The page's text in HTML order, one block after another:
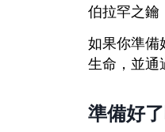
伯拉罕之鑰
如果你準備
生命，並通
準備好